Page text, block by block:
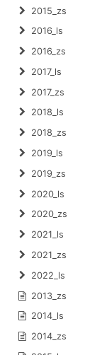
2015_zs
2016_ls
2016_zs
2017_ls
2017_zs
2018_ls
2018_zs
2019_ls
2019_zs
2020_ls
2020_zs
2021_ls
2021_zs
2022_ls
2013_zs
2014_ls
2014_zs